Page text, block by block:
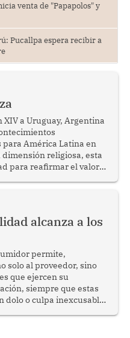
venta de "Papapolos" y
Pucallpa espera recibir a
a Uruguay, Argentina
América Latina en
dimensión religiosa, esta
para reafirmar el valor
cohesión
alcanza a los
permite,
solo al proveedor, sino
que ejercen su
siempre que estas
dolo o culpa inexcusable